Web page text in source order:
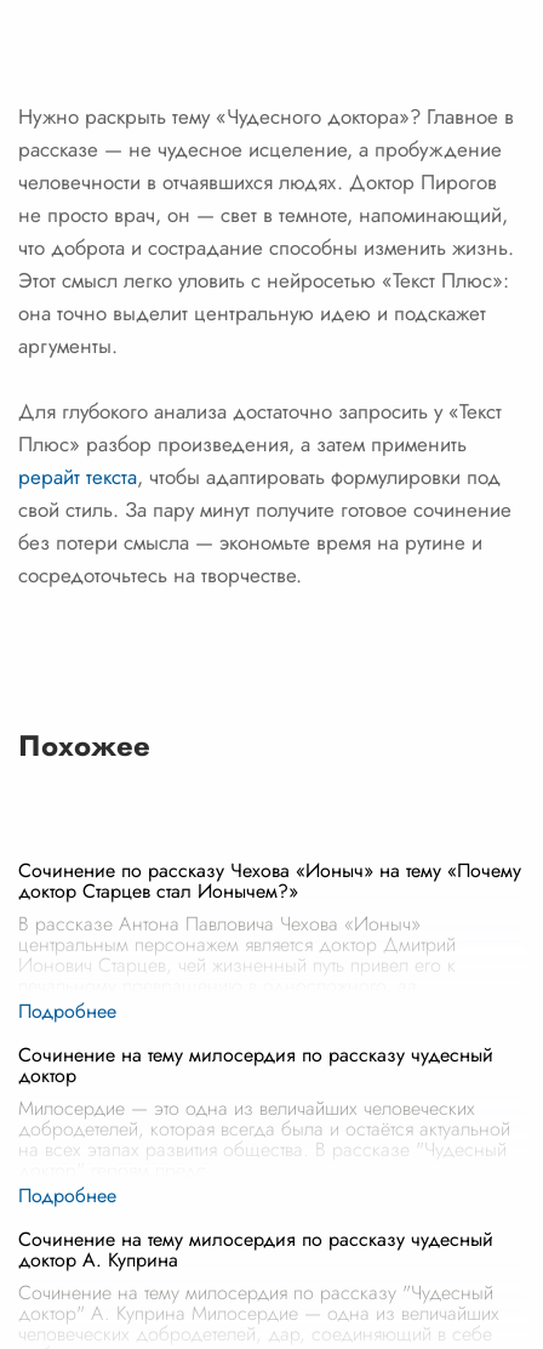
Нужно раскрыть тему «Чудесного доктора»? Главное в
рассказе — не чудесное исцеление, а пробуждение
человечности в отчаявшихся людях. Доктор Пирогов
не просто врач, он — свет в темноте, напоминающий,
что доброта и сострадание способны изменить жизнь.
Этот смысл легко уловить с нейросетью «Текст Плюс»:
она точно выделит центральную идею и подскажет
аргументы.
Для глубокого анализа достаточно запросить у «Текст
Плюс» разбор произведения, а затем применить
рерайт текста, чтобы адаптировать формулировки под
свой стиль. За пару минут получите готовое сочинение
без потери смысла — экономьте время на рутине и
сосредоточьтесь на творчестве.
Похожее
Сочинение по рассказу Чехова «Ионыч» на тему «Почему
доктор Старцев стал Ионычем?»
В рассказе Антона Павловича Чехова «Ионыч»
центральным персонажем является доктор Дмитрий
Ионович Старцев, чей жизненный путь привел его к
Сочинение на тему милосердия по рассказу чудесный
доктор
Милосердие — это одна из величайших человеческих
добродетелей, которая всегда была и остаётся актуальной
на всех этапах развития общества. В рассказе "Чудесный
Сочинение на тему милосердия по рассказу чудесный
доктор А. Куприна
Сочинение на тему милосердия по рассказу "Чудесный
доктор" А. Куприна Милосердие — одна из величайших
человеческих добродетелей, дар, соединяющий в себе